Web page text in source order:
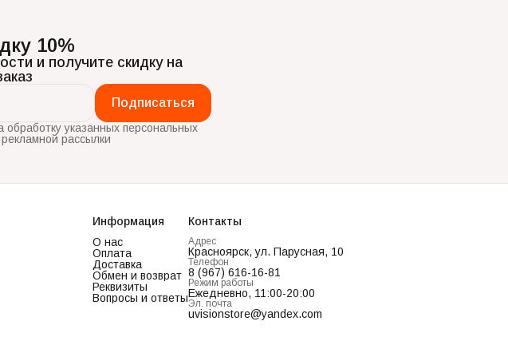
10%
и получите скидку на
Подписаться
указанных персональных
рассылки
Информация
О нас
Оплата
Доставка
Обмен и возврат
Реквизиты
Вопросы и ответы
Контакты
Адрес
Красноярск, ул. Парусная, 10
Телефон
8 (967) 616-16-81
Режим работы
Ежедневно, 11:00-20:00
Эл. почта
uvisionstore@yandex.com